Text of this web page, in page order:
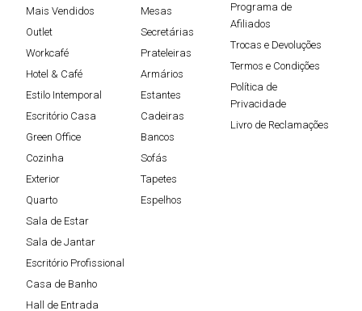
Mais Vendidos
Outlet
Workcafé
Hotel & Café
Estilo Intemporal
Escritório Casa
Green Office
Cozinha
Exterior
Quarto
Sala de Estar
Sala de Jantar
Escritório Profissional
Casa de Banho
Hall de Entrada
Mesas
Secretárias
Prateleiras
Armários
Estantes
Cadeiras
Bancos
Sofás
Tapetes
Espelhos
Programa de
Afiliados
Trocas e Devoluções
Termos e Condições
Política de
Privacidade
Livro de Reclamações